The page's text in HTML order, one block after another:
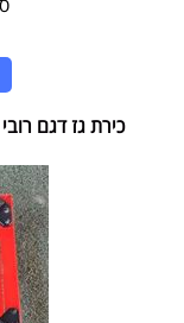
כירת גז דגם